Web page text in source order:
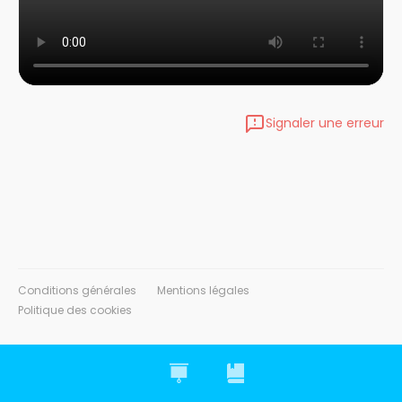
Signaler une erreur
Conditions générales
Mentions légales
Politique des cookies